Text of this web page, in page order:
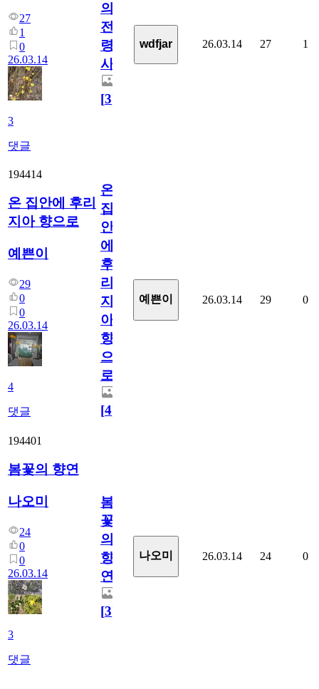
27
1
0
26.03.14
3
댓글
의
전
령
사
[3]
wdfjar 26.03.14 27 1
194414
온 집안에 후리
지아 향으로
예쁜이
29
0
0
26.03.14
4
댓글
온
집
안
에
후
리
지
아
향
으
로
[4]
예쁜이 26.03.14 29 0
194401
봄꽃의 향연
나오미
24
0
0
26.03.14
3
댓글
봄
꽃
의
향
연
[3]
나오미 26.03.14 24 0